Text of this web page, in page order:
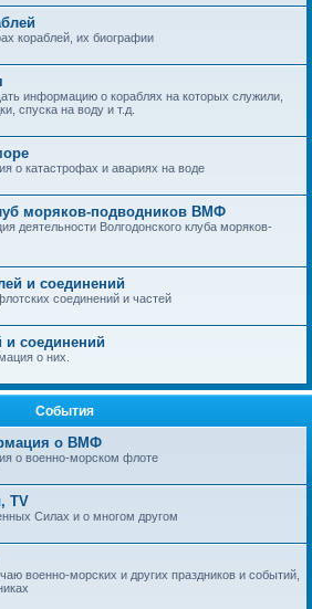
кораблей, их биографии
информацию о кораблях на которых служили,
спуска на воду и т.д.
о катастрофах и авариях на воде
моряков-подводников ВМФ
деятельности Волгодонского клуба моряков-
и соединений
соединений и частей
и соединений
о них.
События
о ВМФ
о военно-морском флоте
TV
Силах и о многом другом
военно-морских и других праздников и событий,